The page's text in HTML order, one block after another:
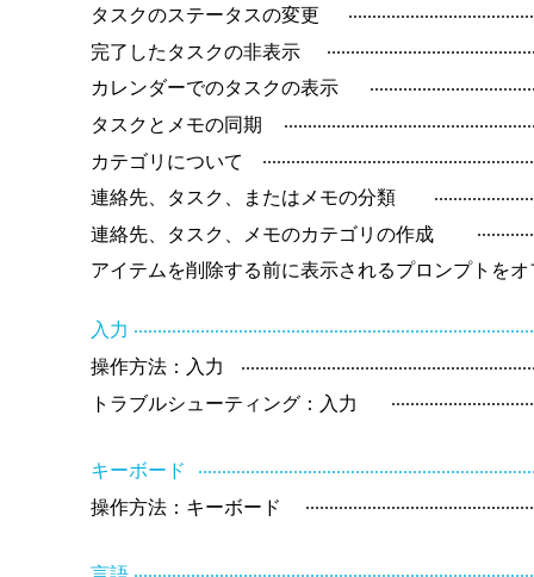
タスクのステータスの変更
完了したタスクの非表示
カレンダーでのタスクの表示
タスクとメモの同期
カテゴリについて
連絡先、タスク、またはメモの分類
連絡先、タスク、メモのカテゴリの作成
アイテムを削除する前に表示されるプロンプトを
入力
操作方法：入力
トラブルシューティング：入力
キーボード
操作方法：キーボード